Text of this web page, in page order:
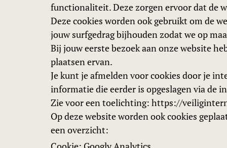
functionaliteit. Deze zorgen ervoor dat de
Deze cookies worden ook gebruikt om de
jouw surfgedrag bijhouden zodat we op
Bij jouw eerste bezoek aan onze website
plaatsen ervan.
Je kunt je afmelden voor cookies door je
informatie die eerder is opgeslagen via de
Zie voor een toelichting: https://
Op deze website worden ook cookies
een overzicht: